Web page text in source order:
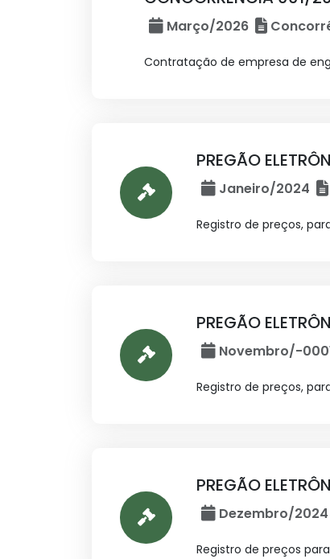
Março/2026
Contratação de empresa de
PREGÃO
Janeiro/2024
Registro de preços,
PREGÃO
Novembro/-
Registro de preços,
PREGÃO
Dezembro/2024
Registro de preços